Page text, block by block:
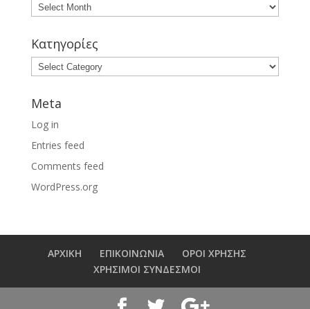
Κατηγορίες
Meta
Log in
Entries feed
Comments feed
WordPress.org
ΑΡΧΙΚΗ ΕΠΙΚΟΙΝΩΝΙΑ
ΟΡΟΙ ΧΡΗΣΗΣ
ΧΡΗΣΙΜΟΙ ΣΥΝΔΕΣΜΟΙ